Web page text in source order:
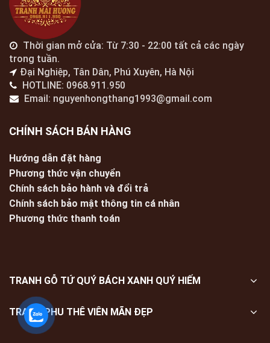
Thời gian mở cửa: Từ 7:30 - 22:00 tất cả các ngày
trong tuần.
Đại Nghiệp, Tân Dân, Phú Xuyên, Hà Nội
HOTLINE: 0968.911.950
Email: nguyenhongthang1993@gmail.com
CHÍNH SÁCH BÁN HÀNG
Hướng dẫn đặt hàng
Phương thức vận chuyển
Chính sách bảo hành và đổi trả
Chính sách bảo mật thông tin cá nhân
Phương thức thanh toán
TRANH GỖ TỨ QUÝ BÁCH XANH QUÝ HIẾM
TRANH PHU THÊ VIÊN MÃN ĐẸP